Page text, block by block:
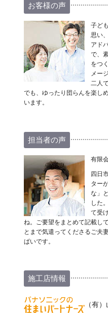
お客様の声
子ど
思い
アド
で、
をつ
メー
二人
でも、ゆったり団らんを楽し
います。
担当者の声
有限
四日
ター
な」
した
て受
ね。ご要望をまとめて記載し
とまで気遣ってくださるご夫
ぱいです。
施工店情報
（有）